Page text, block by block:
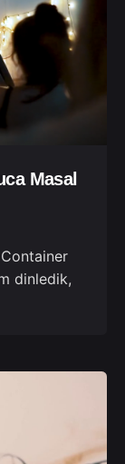
Masal
dinledik,